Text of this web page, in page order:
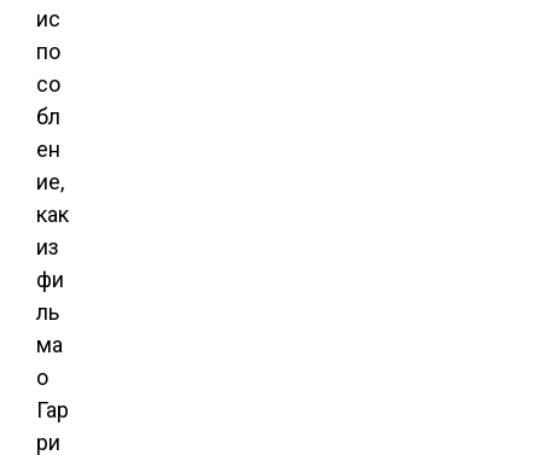
ис
по
со
бл
ен
ие,
как
из
фи
ль
ма
о
Гар
ри